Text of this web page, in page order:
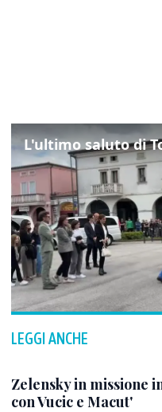
LEGGI ANCHE
Zelensky in missione
con Vucic e Macut'